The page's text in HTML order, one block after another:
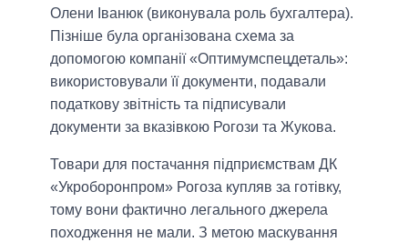
Олени Іванюк (виконувала роль бухгалтера).
Пізніше була організована схема за
допомогою компанії «Оптимумспецдеталь»:
використовували її документи, подавали
податкову звітність та підписували
документи за вказівкою Рогози та Жукова.
Товари для постачання підприємствам ДК
«Укроборонпром» Рогоза купляв за готівку,
тому вони фактично легального джерела
походження не мали. З метою маскування